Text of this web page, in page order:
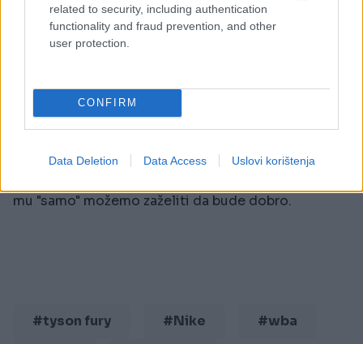
related to security, including authentication
functionality and fraud prevention, and other
user protection.
CONFIRM
Data Deletion Data Access Uslovi korištenja
javnosti još manje. Kao i kod drugih svjetski
poznatih sportaša, od njega se tražilo da se mijenja,
da bude uzor drugima. Zaboravilo se da je imao
bio do kraja posvećen boksu i zaboravilo se da
zapravo nitko nije očekivao da će postati prvak.
toga nije mogao ponuditi. Od osobe koje pati od
mu "samo" možemo zaželiti da bude dobro.
#tyson fury #Nike #wba